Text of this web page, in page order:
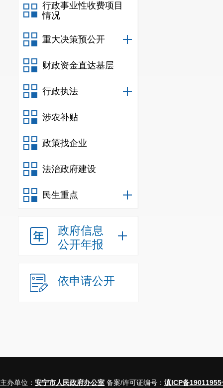
行政事业性收费项目
情况
重大决策预公开
财政资金直达基层
行政执法
涉农补贴
政策找企业
法治政府建设
民生重点
政府信息
公开年报
依申请公开
主办单位： 安宁市人民政府办公室 备案/许可证编号： 滇ICP备